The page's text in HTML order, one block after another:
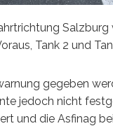
Tank 2 und
gegeben
jedoch nicht
und die Asfinag